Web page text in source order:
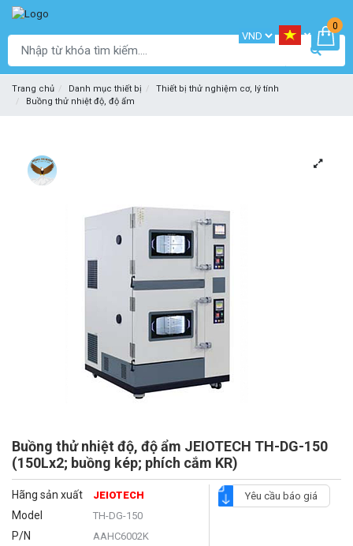
0
Trang chủ Danh mục thiết bị
Thiết bị thử nghiệm cơ, lý tính
Buồng thử nhiệt độ, độ ẩm
Buồng thử nhiệt độ, độ ẩm JEIOTECH TH-DG-150
(150Lx2; buồng kép; phích cắm KR)
Hãng sản xuất JEIOTECH
Model TH-DG-150
P/N AAHC6002K
Yêu cầu báo giá